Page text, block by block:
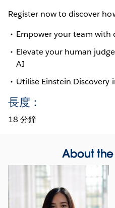
Register now to discover
Empower your team with
Elevate your human
AI
Utilise Einstein Discovery
長度：
18 分鐘
About